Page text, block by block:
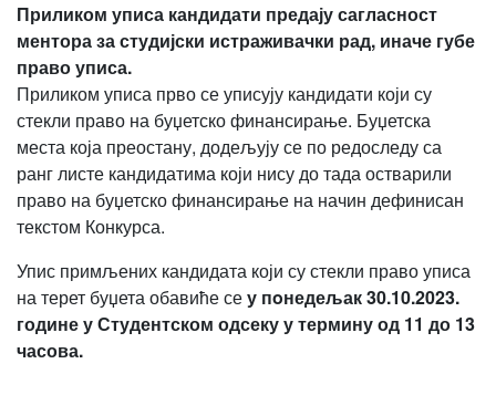
Приликом уписа кандидати предају сагласност
ментора за студијски истраживачки рад, иначе губе
право уписа.
Приликом уписа прво се уписују кандидати који су
стекли право на буџетско финансирање. Буџетска
места која преостану, додељују се по редоследу са
ранг листе кандидатима који нису до тада остварили
право на буџетско финансирање на начин дефинисан
текстом Конкурса.
Упис примљених кандидата који су стекли право уписа
на терет буџета обавиће сеу пoнедељак 30.10.2023.
године у Студентском одсеку у термину од 11 до 13
часова.